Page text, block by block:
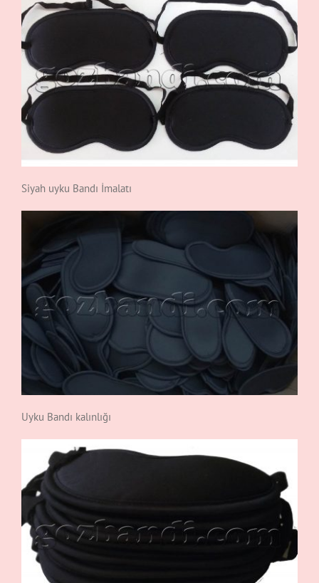
Siyah uyku Bandı İmalatı
Uyku Bandı kalınlığı